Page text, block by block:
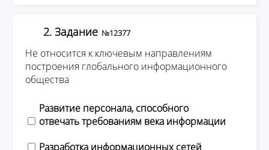
2. Задание №12377
Не относится к ключевым направлениям
построения глобального информационного
общества
Развитие персонала, способного
отвечать требованиям века информации
Разработка информационных сетей